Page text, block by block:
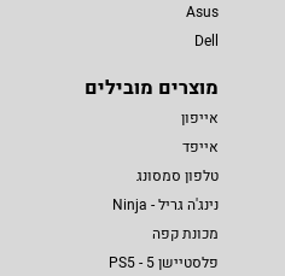
Asus
Dell
מוצרים מובילים
אייפון
אייפד
טלפון סמסונג
נינג'ה גריל - Ninja
מכונת קפה
פלסטיישן 5 - PS5